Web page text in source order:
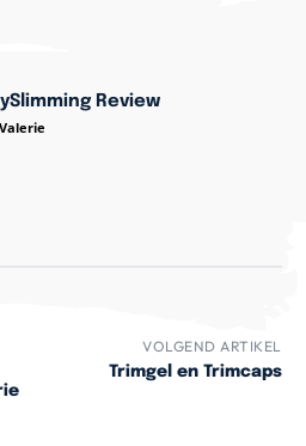
Review
Valerie
VOLGEND ARTIKEL
Trimgel en Trimcaps